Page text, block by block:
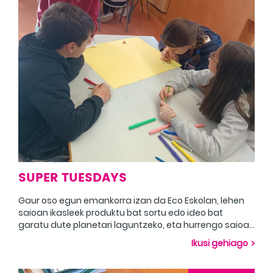
ideo para ayudar al planeta, y en la siguiente sesión
los alumnos se han adentrado en el bosque local y
han construido casas en los equipos a partir de las
cosas que han podido encontrar.
SUPER TUESDAYS
Gaur oso egun emankorra izan da Eco Eskolan, lehen
saioan ikasleek produktu bat sortu edo ideo bat
garatu dute planetari laguntzeko, eta hurrengo saioan
ikasleak bertako basoan sartu dira, eta ekipoetan
etxeak eraiki dituzte aurkitu ahal izan dituztenIkusi gehiago